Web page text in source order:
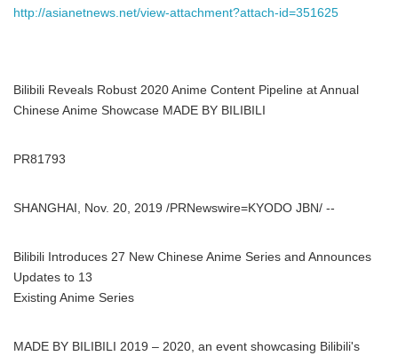
http://asianetnews.net/view-attachment?attach-id=351625
Bilibili Reveals Robust 2020 Anime Content Pipeline at Annual
Chinese Anime Showcase MADE BY BILIBILI
PR81793
SHANGHAI, Nov. 20, 2019 /PRNewswire=KYODO JBN/ --
Bilibili Introduces 27 New Chinese Anime Series and Announces
Updates to 13
Existing Anime Series
MADE BY BILIBILI 2019 – 2020, an event showcasing Bilibili's